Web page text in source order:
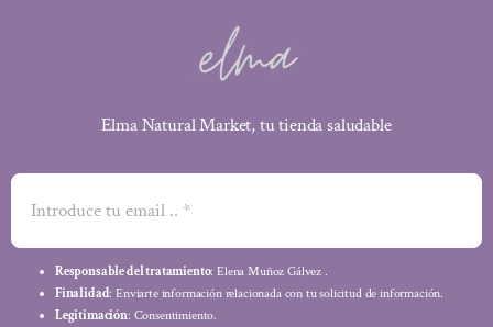
Elma Natural Market, tu tienda saludable
Responsable del tratamiento: Elena Muñoz Gálvez .
Finalidad: Enviarte información relacionada con tu solicitud de información.
Legitimación: Consentimiento.